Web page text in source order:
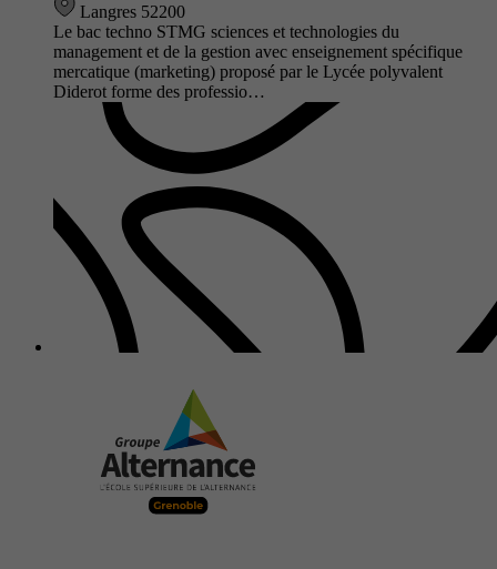
Langres 52200
Le bac techno STMG sciences et technologies du
management et de la gestion avec enseignement spécifique
mercatique (marketing) proposé par le Lycée polyvalent
Diderot forme des professio…